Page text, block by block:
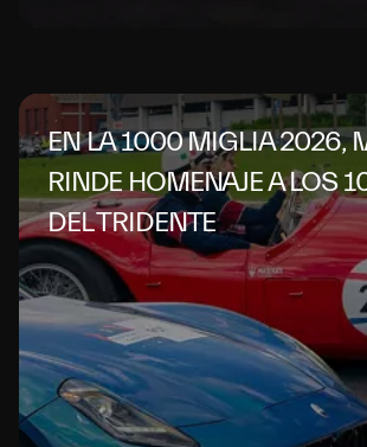
EN LA 1000 MIGLIA 2026,
RINDE HOMENAJE A LOS
DEL TRIDENTE